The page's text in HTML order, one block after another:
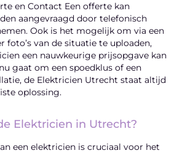
en Contact Een offerte kan
aangevraagd door telefonisch
Ook is het mogelijk om via een
foto’s van de situatie te uploaden,
een nauwkeurige prijsopgave kan
gaat om een spoedklus of een
de Elektricien Utrecht staat altijd
oplossing.
Elektricien in Utrecht?
een elektricien is cruciaal voor het